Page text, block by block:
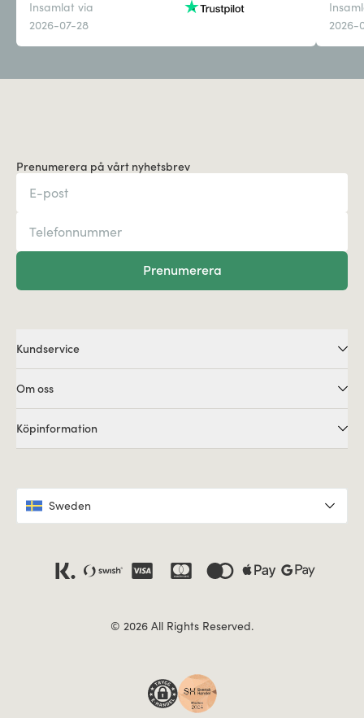
Insamlat via
2026-07-28
2026-
Prenumerera på vårt nyhetsbrev
Prenumerera
© 2026 All Rights Reserved.
Kundservice
Om oss
Köpinformation
Sweden